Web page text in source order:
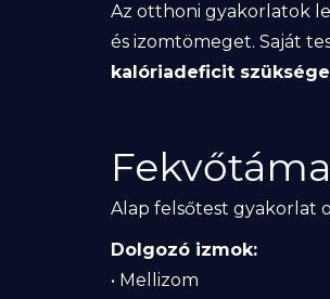
Az otthoni gyakorlatok
és izomtömeget. Saját
kalóriadeficit
Alap felsőtest gyakorlat
Dolgozó izmok:
• Mellizom